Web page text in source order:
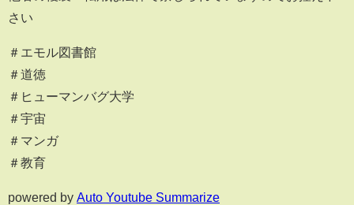
さい
＃エモル図書館
＃道徳
＃ヒューマンバグ大学
＃宇宙
＃マンガ
＃教育
powered by Auto Youtube Summarize